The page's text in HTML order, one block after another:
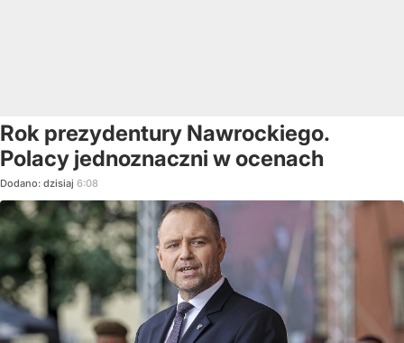
Rok prezydentury Nawrockiego.
Polacy jednoznaczni w ocenach
Dodano: dzisiaj 6:08